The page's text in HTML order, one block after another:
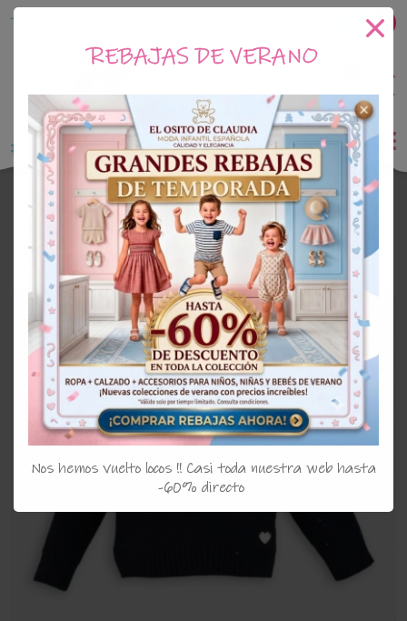
El Osito de Claudia
Tu tienda online de Moda Infantil
0€
Outlet Niña
OUTLET
REBAJAS DE VERANO
Nos hemos vuelto locos !! Casi toda nuestra web hasta
-60% directo